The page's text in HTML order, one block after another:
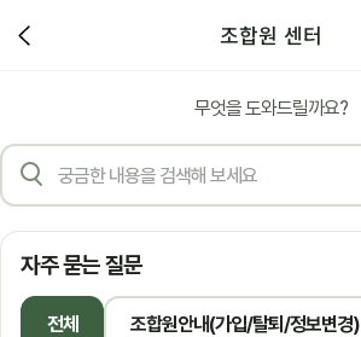
조합원 센터
무엇을 도와드릴까요?
자주 묻는 질문
전체 조합원안내(가입/탈퇴/정보변경)